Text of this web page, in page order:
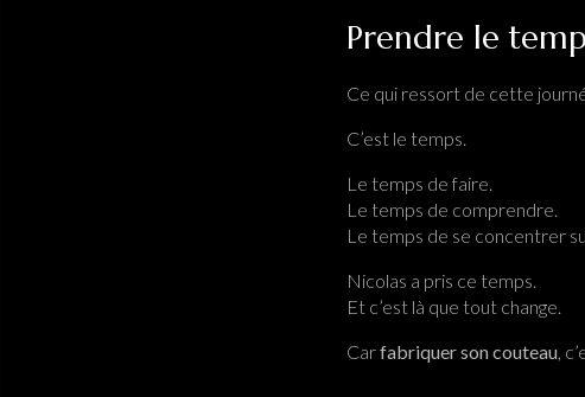
Prendre le
Ce qui ressort de cette
C’est le temps.
Le temps de faire.
Le temps de comprendre.
Le temps de se concentrer
Nicolas a pris ce temps.
Et c’est là que tout change.
Carfabriquer son couteau ,